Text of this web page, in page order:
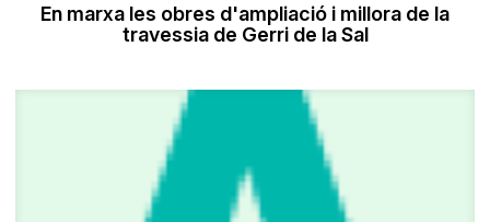
En marxa les obres d'ampliació i millora de la
travessia de Gerri de la Sal